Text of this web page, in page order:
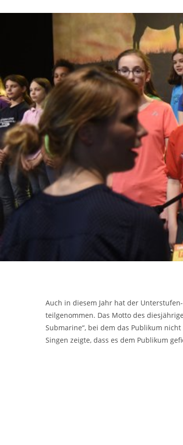
Auch in diesem Jahr hat der
teilgenommen. Das Motto des
Submarine“, bei dem das Publikum
Singen zeigte, dass es dem Publikum